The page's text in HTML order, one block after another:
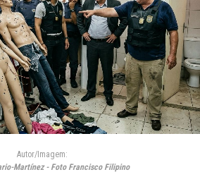
Autor/Imagem:
Martínez - Foto Francisco Filipino